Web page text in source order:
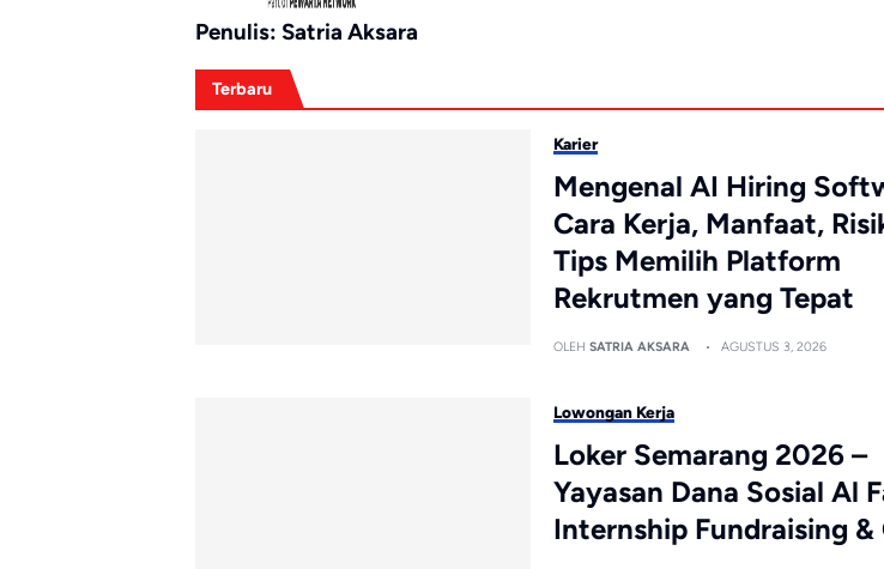
Penulis: Satria Aksara
Terbaru
Karier
Mengenal AI Hiring
Cara Kerja, Manfaat,
Tips Memilih Platform
Rekrutmen yang Tepat
OLEHSATRIA AKSARA AGUSTUS 3, 2026
Lowongan Kerja
Loker Semarang 2026 –
Yayasan Dana Sosial Al
Internship Fundraising &